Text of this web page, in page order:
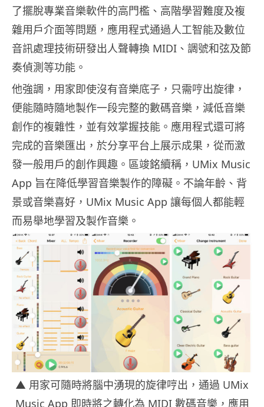
了擺脫專業音樂軟件的高門檻、高階學習難度及複
雜用戶介面等問題，應用程式通過人工智能及數位
音訊處理技術研發出人聲轉換 MIDI、調號和弦及節
奏偵測等功能。
他強調，用家即使沒有音樂底子，只需哼出旋律，
便能隨時隨地製作一段完整的數碼音樂，減低音樂
創作的複雜性，並有效掌握技能。應用程式還可將
完成的音樂匯出，於分享平台上展示成果，從而激
發一般用戶的創作興趣。區竣銘續稱，UMix Music
App 旨在降低學習音樂製作的障礙。不論年齡、背
景或音樂喜好，UMix Music App 讓每個人都能輕
而易舉地學習及製作音樂。
▲ 用家可隨時將腦中湧現的旋律哼出，通過 UMix
Music App 即時將之轉化為 MIDI 數碼音樂，應用